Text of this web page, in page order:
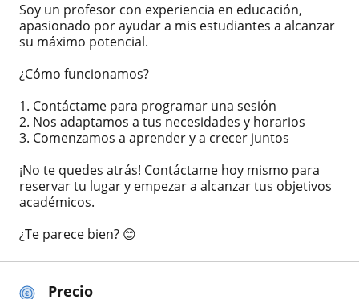
Precio
Soy un profesor con experiencia en educación,
apasionado por ayudar a mis estudiantes a alcanzar
su máximo potencial.
¿Cómo funcionamos?
1. Contáctame para programar una sesión
2. Nos adaptamos a tus necesidades y horarios
3. Comenzamos a aprender y a crecer juntos
¡No te quedes atrás! Contáctame hoy mismo para
reservar tu lugar y empezar a alcanzar tus objetivos
académicos.
¿Te parece bien? 😊